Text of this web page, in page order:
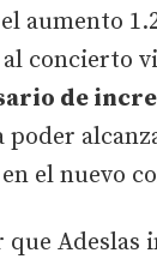
aumento
concierto
de
poder
el nuevo
que Adeslas